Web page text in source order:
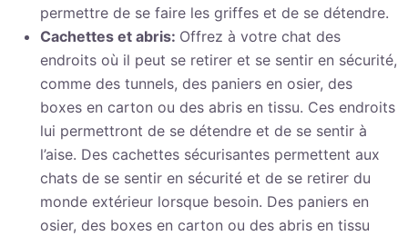
permettre de se faire les griffes et de se détendre.
Cachettes et abris: Offrez à votre chat des
endroits où il peut se retirer et se sentir en sécurité,
comme des tunnels, des paniers en osier, des
boxes en carton ou des abris en tissu. Ces endroits
lui permettront de se détendre et de se sentir à
l’aise. Des cachettes sécurisantes permettent aux
chats de se sentir en sécurité et de se retirer du
monde extérieur lorsque besoin. Des paniers en
osier, des boxes en carton ou des abris en tissu